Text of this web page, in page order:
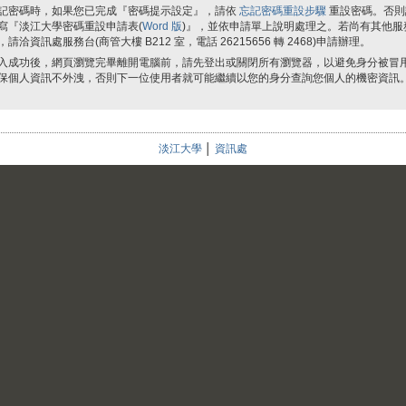
密碼時，如果您已完成『密碼提示設定』，請依 忘記密碼重設步驟 重設密碼。否
『淡江大學密碼重設申請表(Word 版)』，並依申請單上說明處理之。若尚有其他服
請洽資訊處服務台(商管大樓 B212 室，電話 26215656 轉 2468)申請辦理。
成功後，網頁瀏覽完畢離開電腦前，請先登出或關閉所有瀏覽器，以避免身分被冒
個人資訊不外洩，否則下一位使用者就可能繼續以您的身分查詢您個人的機密資訊。
淡江大學 資訊處